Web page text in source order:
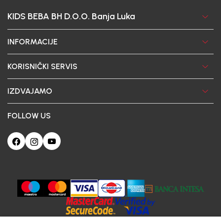
KIDS BEBA BH D.O.O. Banja Luka
INFORMACIJE
KORISNIČKI SERVIS
IZDVAJAMO
FOLLOW US